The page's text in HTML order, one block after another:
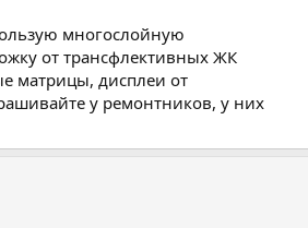
многослойную
от трансфлективных ЖК
матрицы, дисплеи от
у ремонтников, у них